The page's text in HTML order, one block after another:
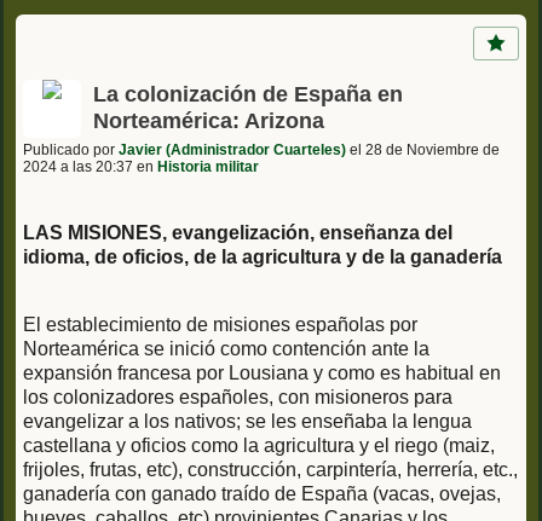
La colonización de España en
Norteamérica: Arizona
Publicado por Javier (Administrador Cuarteles) el 28 de Noviembre de
2024 a las 20:37 en Historia militar
LAS MISIONES, evangelización, enseñanza del
idioma, de oficios, de la agricultura y de la ganadería
El establecimiento de misiones españolas por
Norteamérica se inició como contención ante la
expansión francesa por Lousiana y como es habitual en
los colonizadores españoles, con misioneros para
evangelizar a los nativos; se les enseñaba la lengua
castellana y oficios como la agricultura y el riego (maiz,
frijoles, frutas, etc), construcción, carpintería, herrería, etc.,
ganadería con ganado traído de España (vacas, ovejas,